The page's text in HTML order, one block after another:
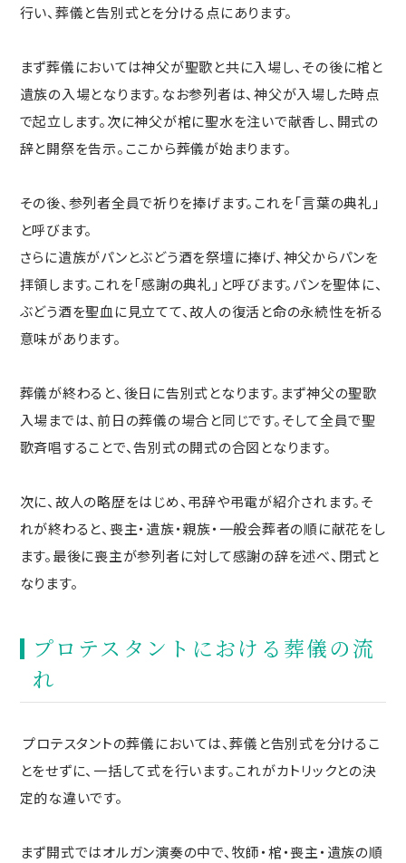
行い、葬儀と告別式とを分ける点にあります。
まず葬儀においては神父が聖歌と共に入場し、その後に棺と
遺族の入場となります。なお参列者は、神父が入場した時点
で起立します。次に神父が棺に聖水を注いで献香し、開式の
辞と開祭を告示。ここから葬儀が始まります。
その後、参列者全員で祈りを捧げます。これを「言葉の典礼」
と呼びます。
さらに遺族がパンとぶどう酒を祭壇に捧げ、神父からパンを
拝領します。これを「感謝の典礼」と呼びます。パンを聖体に、
ぶどう酒を聖血に見立てて、故人の復活と命の永続性を祈る
意味があります。
葬儀が終わると、後日に告別式となります。まず神父の聖歌
入場までは、前日の葬儀の場合と同じです。そして全員で聖
歌斉唱することで、告別式の開式の合図となります。
次に、故人の略歴をはじめ、弔辞や弔電が紹介されます。そ
れが終わると、喪主・遺族・親族・一般会葬者の順に献花をし
ます。最後に喪主が参列者に対して感謝の辞を述べ、閉式と
なります。
プロテスタントにおける葬儀の流
れ
プロテスタントの葬儀においては、葬儀と告別式を分けるこ
とをせずに、一括して式を行います。これがカトリックとの決
定的な違いです。
まず開式ではオルガン演奏の中で、牧師・棺・喪主・遺族の順